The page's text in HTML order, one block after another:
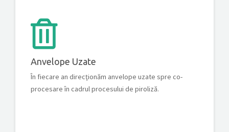
Anvelope Uzate
În fiecare an direcţionăm anvelope uzate spre co-
procesare în cadrul procesului de piroliză.